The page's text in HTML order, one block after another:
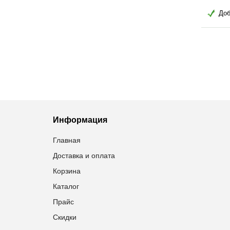
Информация
Главная
Доставка и оплата
Корзина
Каталог
Прайс
Скидки